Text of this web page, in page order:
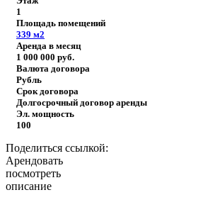
1
Площадь помещений
339 м2
Аренда в месяц
1 000 000 руб.
Валюта договора
Рубль
Срок договора
Долгосрочный договор аренды
Эл. мощность
100
Поделиться ссылкой:
Арендовать
посмотреть
описание